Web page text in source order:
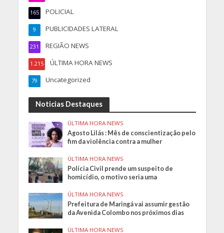
POLICIAL
165
PUBLICIDADES LATERAL
9
REGIÃO NEWS
231
ÚLTIMA HORA NEWS
1.215
Uncategorized
79
Noticias Destaques
ÚLTIMA HORA NEWS
Agosto Lilás : Mês de conscientização pelo
fim da violência contra a mulher
ÚLTIMA HORA NEWS
Polícia Civil prende um suspeito de
homicídio, o motivo seria uma
ÚLTIMA HORA NEWS
Prefeitura de Maringá vai assumir gestão
da Avenida Colombo nos próximos dias
ÚLTIMA HORA NEWS